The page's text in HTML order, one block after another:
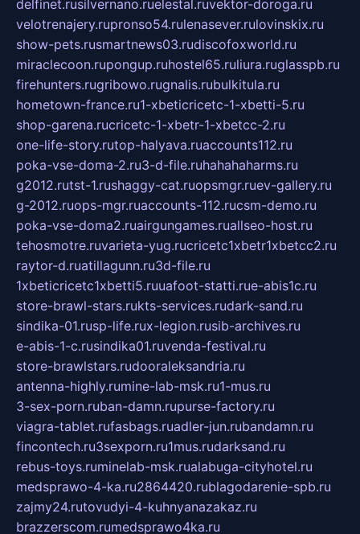
delfinet.rusilvernano.ruelestal.ruvektor-doroga.ru
velotrenajery.rupronso54.rulenasever.rulovinskix.ru
show-pets.rusmartnews03.rudiscofoxworld.ru
miraclecoon.rupongup.ruhostel65.ruliura.ruglasspb.ru
firehunters.rugribowo.rugnalis.rubulkitula.ru
hometown-france.ru1-xbeticricetc-1-xbetti-5.ru
shop-garena.rucricetc-1-xbetr-1-xbetcc-2.ru
one-life-story.rutop-halyava.ruaccounts112.ru
poka-vse-doma-2.ru3-d-file.ruhahahaharms.ru
g2012.rutst-1.rushaggy-cat.ruopsmgr.ruev-gallery.ru
g-2012.ruops-mgr.ruaccounts-112.rucsm-demo.ru
poka-vse-doma2.ruairgungames.ruallseo-host.ru
tehosmotre.ruvarieta-yug.rucricetc1xbetr1xbetcc2.ru
raytor-d.ruatillagunn.ru3d-file.ru
1xbeticricetc1xbetti5.ruuafoot-statti.rue-abis1c.ru
store-brawl-stars.rukts-services.rudark-sand.ru
sindika-01.rusp-life.rux-legion.rusib-archives.ru
e-abis-1-c.rusindika01.ruvenda-festival.ru
store-brawlstars.rudooraleksandria.ru
antenna-highly.rumine-lab-msk.ru1-mus.ru
3-sex-porn.ruban-damn.rupurse-factory.ru
viagra-tablet.rufasbags.ruadler-jun.rubandamn.ru
fincontech.ru3sexporn.ru1mus.rudarksand.ru
rebus-toys.ruminelab-msk.rualabuga-cityhotel.ru
medsprawo-4-ka.ru2864420.rublagodarenie-spb.ru
zajmy24.rutovudyi-4-kuhnyanazakaz.ru
brazzerscom.rumedsprawo4ka.ru